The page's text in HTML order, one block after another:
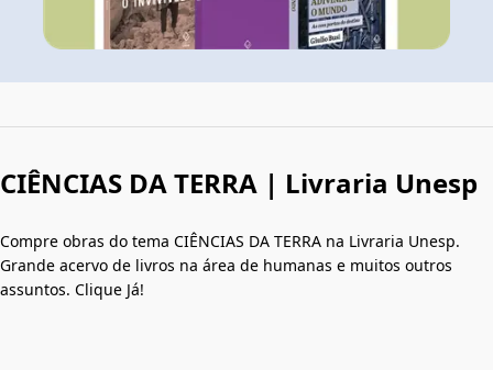
CIÊNCIAS DA TERRA | Livraria Unesp
Compre obras do tema CIÊNCIAS DA TERRA na Livraria Unesp.
Grande acervo de livros na área de humanas e muitos outros
assuntos. Clique Já!